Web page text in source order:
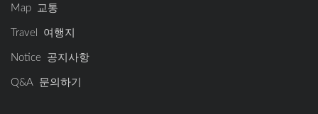
Map 교통
Travel 여행지
Notice 공지사항
Q&A 문의하기